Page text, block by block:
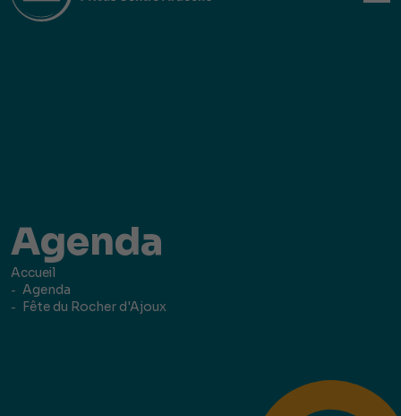
Agenda
Accueil
Agenda
Fête du Rocher d'Ajoux